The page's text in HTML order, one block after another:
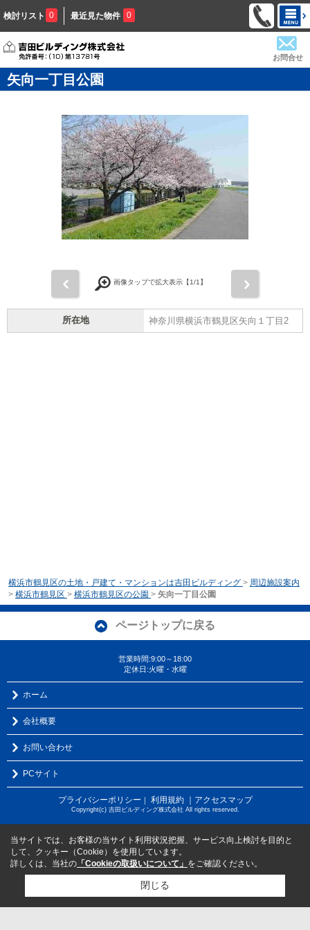
検討リスト 0 最近見た物件 0
お問合せ
矢向一丁目公園
画像タップで拡大表示【1/1】
所在地 神奈川県横浜市鶴見区矢向１丁目2
横浜市鶴見区の土地・戸建て・マンションは吉田ビルディング > 周辺施設案内
> 横浜市鶴見区 > 横浜市鶴見区の公園 > 矢向一丁目公園
ページトップに戻る
営業時間:9:00～18:00
定休日:火曜・水曜
ホーム
会社概要
お問い合わせ
PCサイト
プライバシーポリシー ｜ 利用規約 ｜アクセスマップ
Copyright(c) 吉田ビルディング株式会社 All rights reserved.
当サイトでは、お客様の当サイト利用状況把握、サービス向上検討を目的と
して、クッキー（Cookie）を使用しています。
詳しくは、当社の 「Cookieの取扱いについて」 をご確認ください。
閉じる